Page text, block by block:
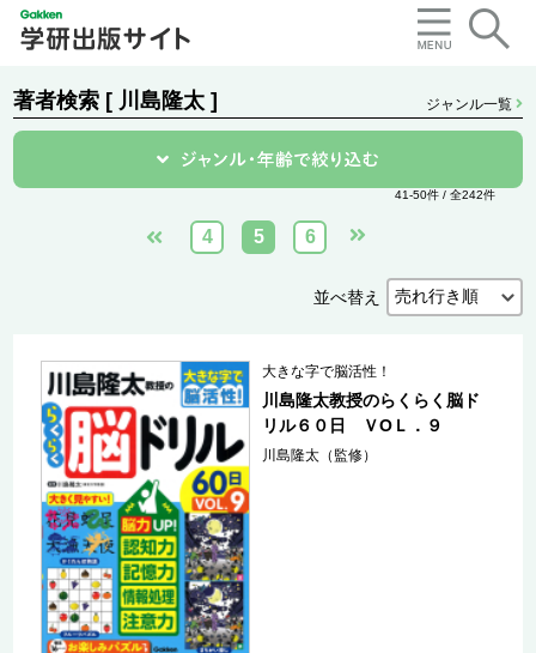
著者検索 [ 川島隆太 ] ジャンル一覧
41-50件 / 全242件
4 5 6
並べ替え
大きな字で脳活性！
川島隆太教授のらくらく脳ド
リル６０日 ＶОＬ．９
川島隆太（監修）